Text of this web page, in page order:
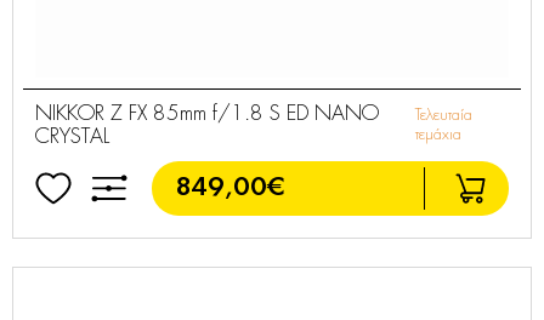
NIKKOR Z FX 85mm f/1.8 S ED NANO
CRYSTAL
Τελευταία
τεμάχια
849,00€